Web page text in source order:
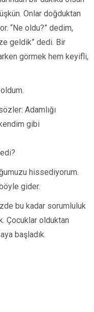
Onlar doğduktan
“Ne oldu?” dedim,
geldik” dedi. Bir
görmek hem keyifli,
Adamlığı
gibi
hissediyorum.
gider.
bu kadar sorumluluk
Çocuklar olduktan
başladık.